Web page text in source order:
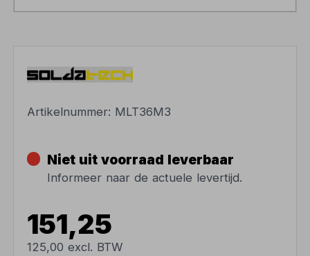
Artikelnummer: MLT36M3
Niet uit voorraad leverbaar
Informeer naar de actuele levertijd.
151,25
125,00 excl. BTW